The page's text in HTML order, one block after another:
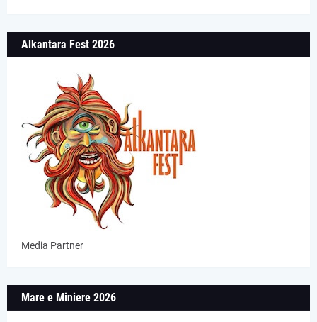
Alkantara Fest 2026
Media Partner
Mare e Miniere 2026